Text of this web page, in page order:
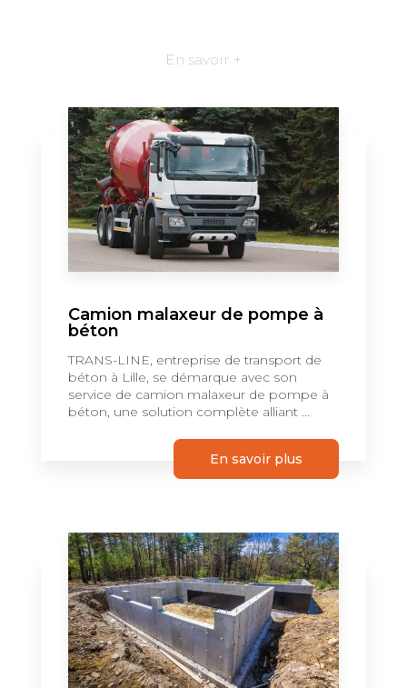
En savoir +
Camion malaxeur de pompe à
béton
TRANS-LINE, entreprise de transport de
béton à Lille, se démarque avec son
service de camion malaxeur de pompe à
béton, une solution complète alliant ...
En savoir plus